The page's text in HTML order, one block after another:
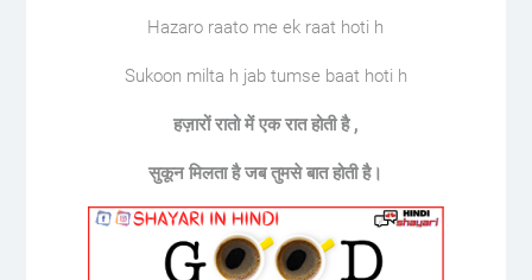
Hazaro raato me ek raat hoti h
Sukoon milta h jab tumse baat hoti h
हज़ारों रातो में एक रात होती है ,
सुकून मिलता है जब तुमसे बात होती है।